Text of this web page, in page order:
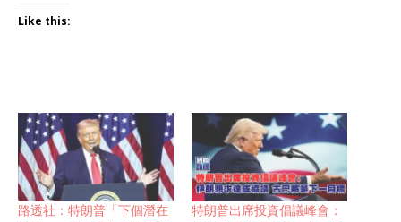
Like this:
路透社：特朗普「下個潛在
特朗普出席投資倡議峰會：